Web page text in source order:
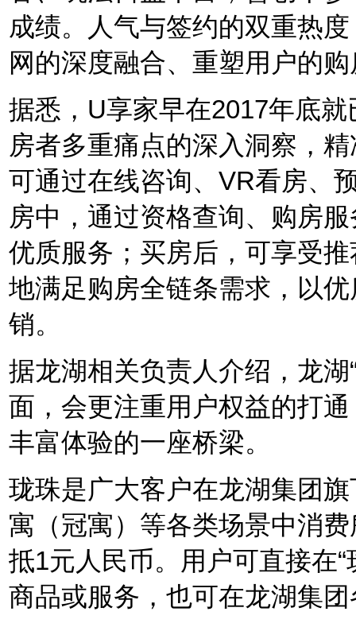
成绩。人气与签约的双重热
网的深度融合、重塑用户的
据悉，U享家早在2017年底
房者多重痛点的深入洞察，
可通过在线咨询、VR看房、
房中，通过资格查询、购房
优质服务；买房后，可享受
地满足购房全链条需求，以
销。
据龙湖相关负责人介绍，龙
面，会更注重用户权益的打
丰富体验的一座桥梁。
珑珠是广大客户在龙湖集团
寓（冠寓）等各类场景中消
抵1元人民币。用户可直接在
商品或服务，也可在龙湖集